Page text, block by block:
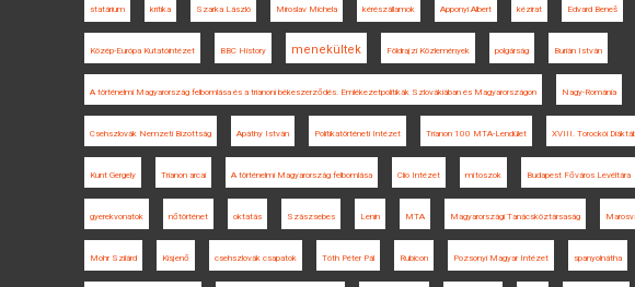
statárium kritika Szarka László Miroslav Michela kérészállamok Apponyi Albert kézirat Edvard Beneš
Közép-Európa Kutatóintézet BBC History menekültek Földrajzi Közlemények polgárság Burián István
A történelmi Magyarország felbomlása és a trianoni békeszerződés. Emlékezetpolitikák Szlovákiában és Magyarországon Nagy-Románia
Csehszlovák Nemzeti Bizottság Apáthy István Politikatörténeti Intézet Trianon 100 MTA-Lendület XVIII. Torockói
Kunt Gergely Trianon arcai A történelmi Magyarország felbomlása Clio Intézet mítoszok Budapest Főváros Levéltára
gyerekvonatok nőtörténet oktatás Szászsebes Lenin MTA Magyarországi Tanácsköztársaság
Mohr Szilárd Kisjenő csehszlovák csapatok Tóth Péter Pál Rubicon Pozsonyi Magyar Intézet spanyolnátha